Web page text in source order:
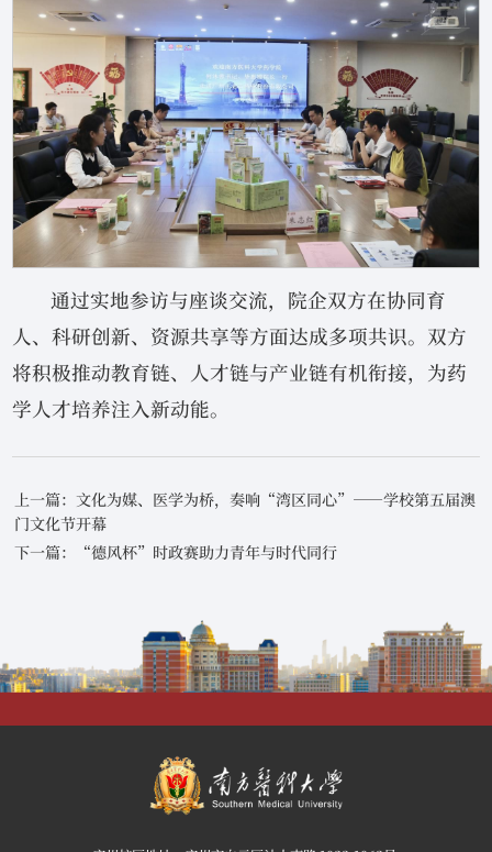
通过实地参访与座谈交流，院企双方在协同育
人、科研创新、资源共享等方面达成多项共识。双方
将积极推动教育链、人才链与产业链有机衔接，为药
学人才培养注入新动能。
上一篇：文化为媒、医学为桥，奏响“湾区同心”——学校第五届澳
门文化节开幕
下一篇：“德风杯”时政赛助力青年与时代同行